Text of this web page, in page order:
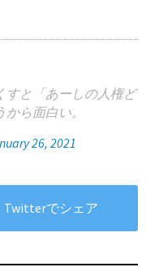
すと「あーしの人権ど
ら面白い。
26, 2021
Twitterでシェア